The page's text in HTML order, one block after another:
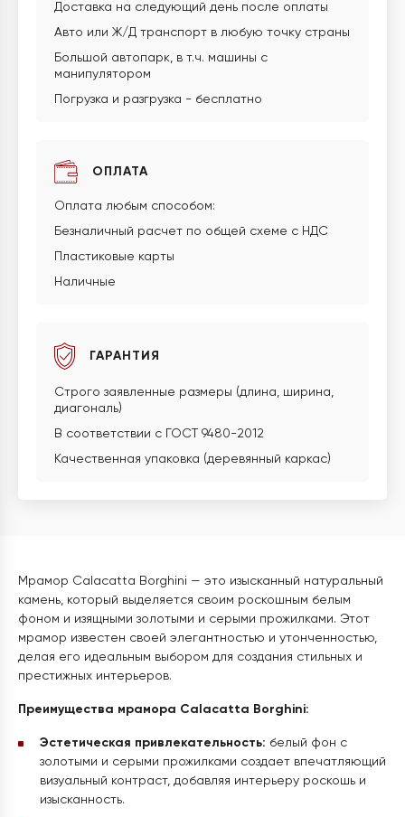
Доставка на следующий день после оплаты
Авто или Ж/Д транспорт в любую точку страны
Большой автопарк, в т.ч. машины с
манипулятором
Погрузка и разгрузка - бесплатно
ОПЛАТА
Оплата любым способом:
Безналичный расчет по общей схеме с НДС
Пластиковые карты
Наличные
ГАРАНТИЯ
Строго заявленные размеры (длина, ширина,
диагональ)
В соответствии с ГОСТ 9480-2012
Качественная упаковка (деревянный каркас)
Мрамор Calacatta Borghini — это изысканный натуральный
камень, который выделяется своим роскошным белым
фоном и изящными золотыми и серыми прожилками. Этот
мрамор известен своей элегантностью и утонченностью,
делая его идеальным выбором для создания стильных и
престижных интерьеров.
Преимущества мрамора Calacatta Borghini:
Эстетическая привлекательность: белый фон с
золотыми и серыми прожилками создает впечатляющий
визуальный контраст, добавляя интерьеру роскошь и
изысканность.